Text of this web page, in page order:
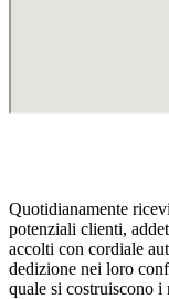
Quotidianamente
potenziali clienti,
accolti con cordiale
dedizione nei loro
quale si costruiscono